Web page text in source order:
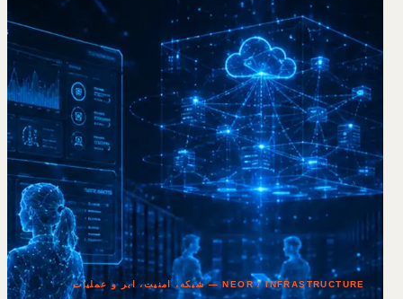
NEOR / INFRASTRUCTURE — شبکه، امنیت، ابر و عملیات